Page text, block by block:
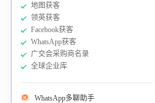
地图获客
领英获客
Facebook获客
WhatsApp获客
广交会采购商名录
全球企业库
WhatsApp多聊助手